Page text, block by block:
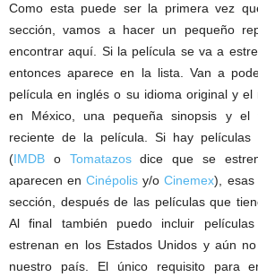
Como esta puede ser la primera vez
sección, vamos a hacer un pequeño
encontrar aquí. Si la película se va a
entonces aparece en la lista. Van a
película en inglés o su idioma original y
en México, una pequeña sinopsis y el
reciente de la película. Si hay películas
(IMDB o Tomatazosdice que se
aparecen enCinépolis y/oCinemex), esas
sección, después de las películas que
Al final también puedo incluir
estrenan en los Estados Unidos y aún
nuestro país. El único requisito para